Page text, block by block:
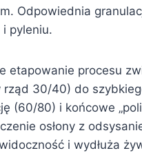
Odpowiednia
pyleniu.
etapowanie procesu
30/40) do
(60/80) i końcowe
osłony z
i wydłuża